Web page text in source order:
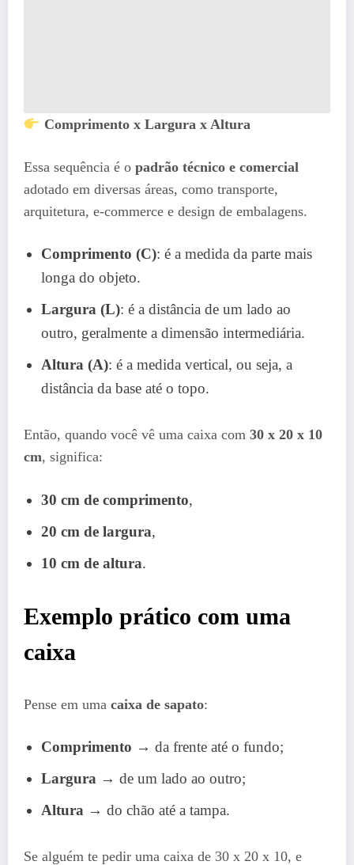
Comprimento x Largura x Altura
Essa sequência é o padrão técnico e comercial
adotado em diversas áreas, como transporte,
arquitetura, e-commerce e design de embalagens.
Comprimento (C): é a medida da parte mais
longa do objeto.
Largura (L): é a distância de um lado ao
outro, geralmente a dimensão intermediária.
Altura (A): é a medida vertical, ou seja, a
distância da base até o topo.
Então, quando você vê uma caixa com 30 x 20 x 10
cm, significa:
30 cm de comprimento,
20 cm de largura,
10 cm de altura.
Exemplo prático com uma
caixa
Pense em uma caixa de sapato:
Comprimento → da frente até o fundo;
Largura → de um lado ao outro;
Altura → do chão até a tampa.
Se alguém te pedir uma caixa de 30 x 20 x 10, e